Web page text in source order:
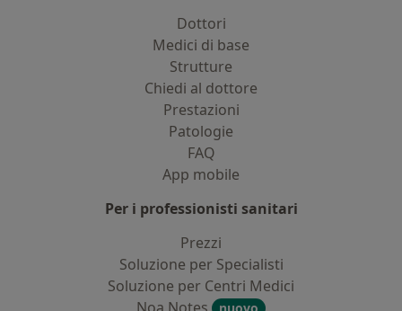
Dottori
Medici di base
Strutture
Chiedi al dottore
Prestazioni
Patologie
FAQ
App mobile
Per i professionisti sanitari
Prezzi
Soluzione per Specialisti
Soluzione per Centri Medici